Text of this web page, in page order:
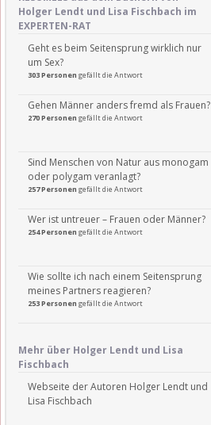
Holger Lendt und Lisa Fischbach im
EXPERTEN-RAT
Geht es beim Seitensprung wirklich nur
um Sex?
303 Personen gefällt die Antwort
Gehen Männer anders fremd als Frauen?
270 Personen gefällt die Antwort
Sind Menschen von Natur aus monogam
oder polygam veranlagt?
257 Personen gefällt die Antwort
Wer ist untreuer – Frauen oder Männer?
254 Personen gefällt die Antwort
Wie sollte ich nach einem Seitensprung
meines Partners reagieren?
253 Personen gefällt die Antwort
Mehr über Holger Lendt und Lisa
Fischbach
Webseite der Autoren Holger Lendt und
Lisa Fischbach